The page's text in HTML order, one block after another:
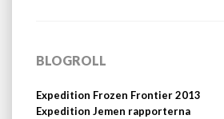
BLOGROLL
Expedition Frozen Frontier 2013
Expedition Jemen rapporterna